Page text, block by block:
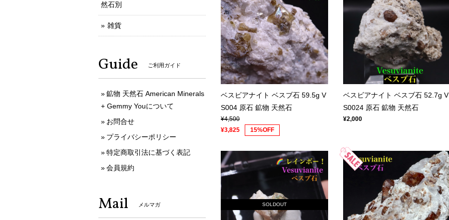
ベスビアナイト ベスブ石 59.5g V
S004 原石 鉱物 天然石
¥4,500
¥3,825
15%OFF
ベスビアナイト ベスブ石 52.7g V
S0024 原石 鉱物 天然石
¥2,000
SOLDOUT
然石別
雑貨
Guide ご利用ガイド
鉱物 天然石 American Minerals
+ Gemmy Youについて
お問合せ
プライバシーポリシー
特定商取引法に基づく表記
会員規約
Mail メルマガ